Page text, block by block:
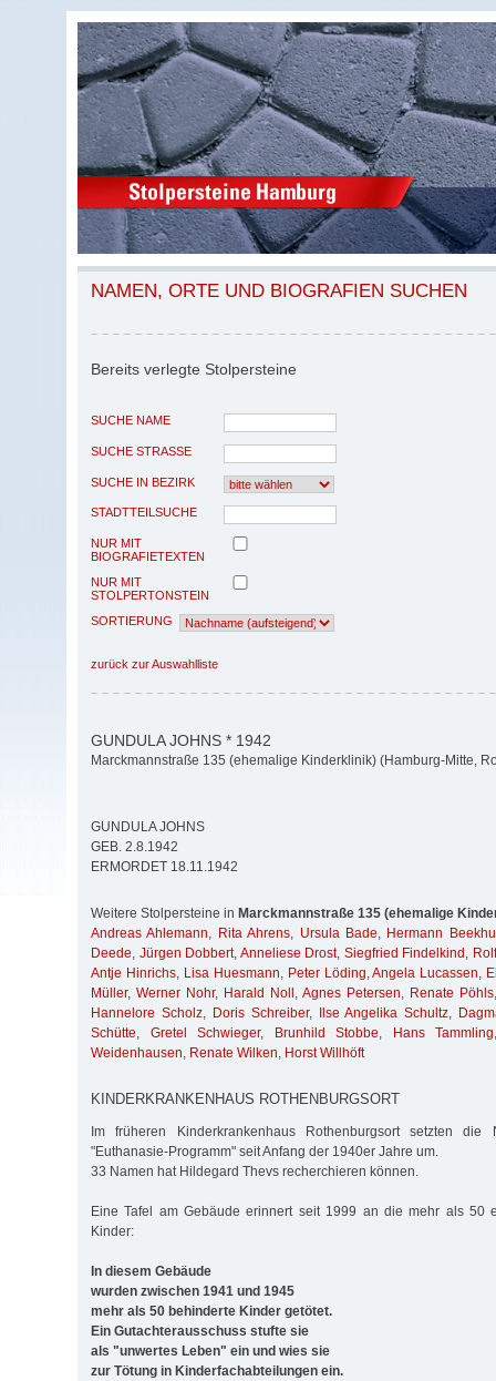
NAMEN, ORTE UND BIOGRAFIEN SUCHEN
Bereits verlegte Stolpersteine
SUCHE NAME
SUCHE STRASSE
SUCHE IN BEZIRK
STADTTEILSUCHE
NUR MIT
BIOGRAFIETEXTEN
NUR MIT
STOLPERTONSTEIN
SORTIERUNG
zurück zur Auswahlliste
GUNDULA JOHNS * 1942
Marckmannstraße 135 (ehemalige Kinderklinik) (Hamburg-Mitte,
GUNDULA JOHNS
GEB. 2.8.1942
ERMORDET 18.11.1942
Weitere Stolpersteine in Marckmannstraße 135 (ehemalige
Andreas Ahlemann, Rita Ahrens, Ursula Bade, Hermann
Deede, Jürgen Dobbert, Anneliese Drost, Siegfried Findelkind ,
Antje Hinrichs, Lisa Huesmann, Peter Löding,Angela Lucassen,
Müller, Werner Nohr, Harald Noll , Agnes Petersen, Renate Pöhls
Hannelore Scholz, Doris Schreiber, Ilse Angelika Schultz,
Schütte, Gretel Schwieger, Brunhild Stobbe, Hans Tammling
Weidenhausen, Renate Wilken, Horst Willhöft
KINDERKRANKENHAUS ROTHENBURGSORT
Im früheren Kinderkrankenhaus Rothenburgsort setzten die
"Euthanasie-Programm" seit Anfang der 1940er Jahre um.
33 Namen hat Hildegard Thevs recherchieren können.
Eine Tafel am Gebäude erinnert seit 1999 an die mehr als 50
Kinder:
In diesem Gebäude
wurden zwischen 1941 und 1945
mehr als 50 behinderte Kinder getötet.
Ein Gutachterausschuss stufte sie
als "unwertes Leben" ein und wies sie
zur Tötung in Kinderfachabteilungen ein.